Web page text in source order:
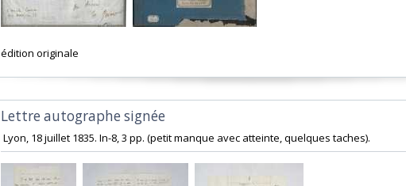
‎édition originale‎
‎Lettre autographe signée‎
‎ Lyon, 18 juillet 1835. In-8, 3 pp. (petit manque avec atteinte, quelques taches). ‎